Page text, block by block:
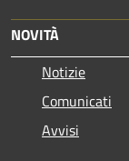
NOVITÀ
Notizie
Comunicati
Avvisi